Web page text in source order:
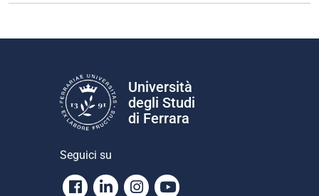
Università
degli Studi
di Ferrara
Seguici su
Facebook
LinkedinInstagram
Youtube